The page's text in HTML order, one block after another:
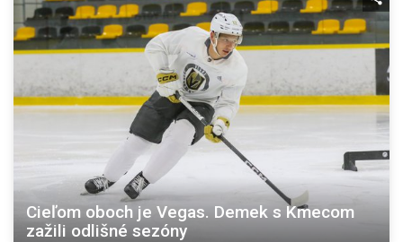
Cieľom oboch je Vegas. Demek s Kmecom
zažili odlišné sezóny